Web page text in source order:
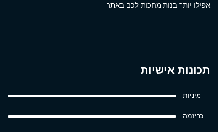
אפילו יותר בנות מחכות לכם באתר
תכונות אישיות
מיניות
כריזמה